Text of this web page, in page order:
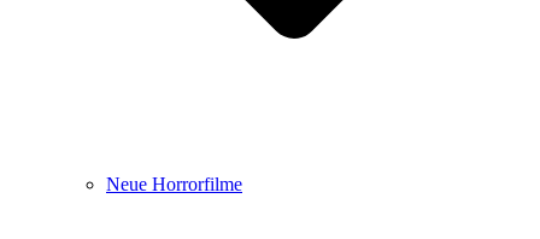
Neue Horrorfilme